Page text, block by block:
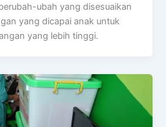
ubah yang disesuaikan
yang dicapai anak untuk
yang lebih tinggi.